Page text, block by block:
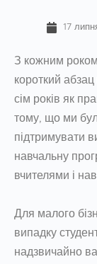
17
З кожним
короткий
сім років як
тому, що ми
підтримувати
навчальну
вчителями і
Для малого
випадку
надзвичайно